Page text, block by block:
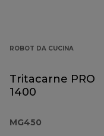
ROBOT DA CUCINA
Tritacarne PRO
1400
MG450